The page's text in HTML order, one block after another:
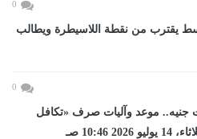
0
يقترب من نقطة اللاسيطرة ويطالب
0
تفوق 4 مليارات جنيه.. موعد وآليات صرف «تكافل
صـ